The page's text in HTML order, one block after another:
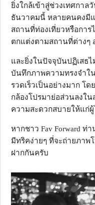
ยิ่งใกล้เข้าสู่ช่วงเทศกา
ธันวาคมนี้ หลายคนคงมี
สถานที่ท่องเที่ยวหรือกา
ตกแต่งตามสถานที่ต่างๆ
และยิ่งในปัจจุบันปฏิเสธไ
บันทึกภาพความทรงจำใ
รวดเร็วเป็นอย่างมาก โ
กล้องโปรมาย่อส่วนลงใ
ความสะดวกสบายให้แก่
หากชาว Fav Forward
มีทริคง่ายๆ ที่จะถ่ายภาพ
ฝากกันครับ